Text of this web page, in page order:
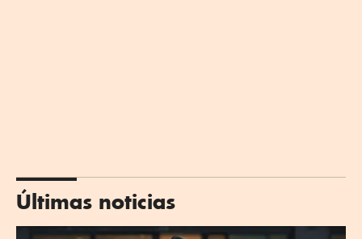
Últimas noticias